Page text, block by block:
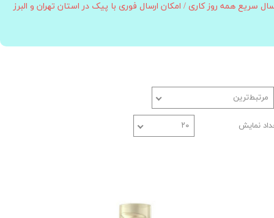
سریع همه روز کاری / امکان ارسال فوری با پیک در استان تهران و البرز
مرتبط‌ترین
نمایش ۲۰